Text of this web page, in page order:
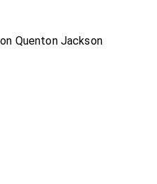
Quenton Jackson